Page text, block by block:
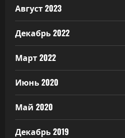
Август 2023
Декабрь 2022
Март 2022
Июнь 2020
Май 2020
Декабрь 2019